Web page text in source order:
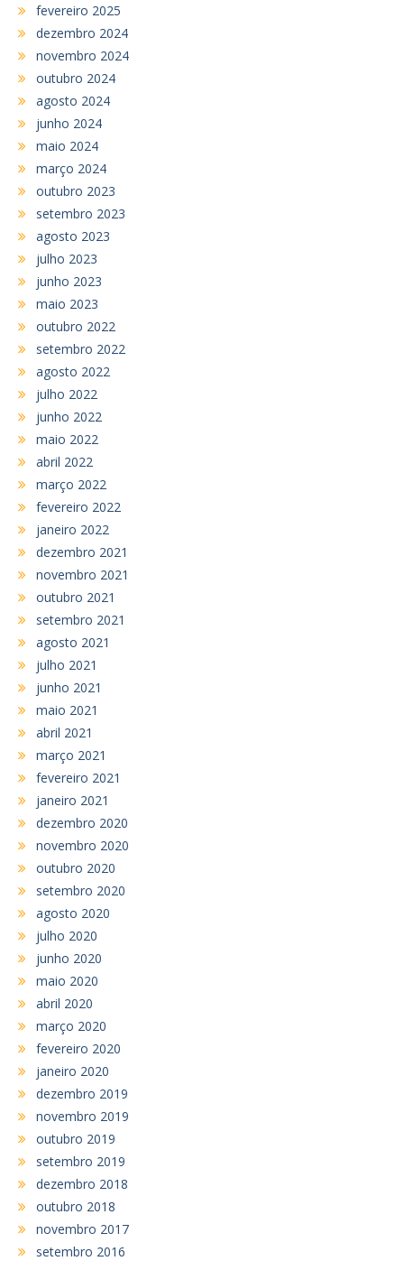
fevereiro 2025
dezembro 2024
novembro 2024
outubro 2024
agosto 2024
junho 2024
maio 2024
março 2024
outubro 2023
setembro 2023
agosto 2023
julho 2023
junho 2023
maio 2023
outubro 2022
setembro 2022
agosto 2022
julho 2022
junho 2022
maio 2022
abril 2022
março 2022
fevereiro 2022
janeiro 2022
dezembro 2021
novembro 2021
outubro 2021
setembro 2021
agosto 2021
julho 2021
junho 2021
maio 2021
abril 2021
março 2021
fevereiro 2021
janeiro 2021
dezembro 2020
novembro 2020
outubro 2020
setembro 2020
agosto 2020
julho 2020
junho 2020
maio 2020
abril 2020
março 2020
fevereiro 2020
janeiro 2020
dezembro 2019
novembro 2019
outubro 2019
setembro 2019
dezembro 2018
outubro 2018
novembro 2017
setembro 2016